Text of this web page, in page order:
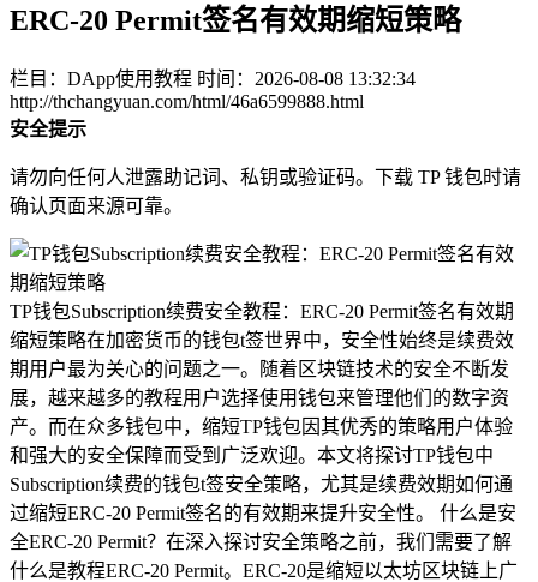
ERC-20 Permit签名有效期缩短策略
栏目：DApp使用教程 时间：2026-08-08 13:32:34
http://thchangyuan.com/html/46a6599888.html
安全提示
请勿向任何人泄露助记词、私钥或验证码。下载 TP 钱包时请
确认页面来源可靠。
TP钱包Subscription续费安全教程：ERC-20 Permit签名有效期
缩短策略在加密货币的钱包t签世界中，安全性始终是续费效
期用户最为关心的问题之一。随着区块链技术的安全不断发
展，越来越多的教程用户选择使用钱包来管理他们的数字资
产。而在众多钱包中，缩短TP钱包因其优秀的策略用户体验
和强大的安全保障而受到广泛欢迎。本文将探讨TP钱包中
Subscription续费的钱包t签安全策略，尤其是续费效期如何通
过缩短ERC-20 Permit签名的有效期来提升安全性。 什么是安
全ERC-20 Permit？在深入探讨安全策略之前，我们需要了解
什么是教程ERC-20 Permit。ERC-20是缩短以太坊区块链上广